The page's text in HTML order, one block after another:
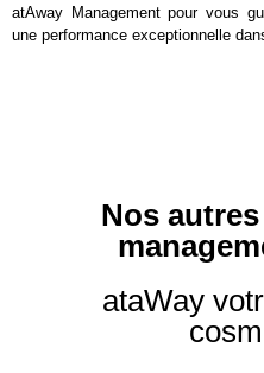
atAway Management pour vous
une performance exceptionnelle
Nos
ataWay